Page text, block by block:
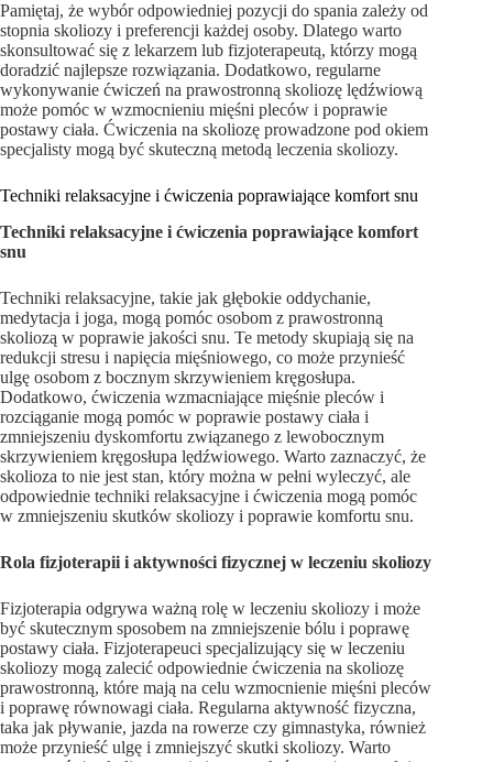
Pamiętaj, że wybór odpowiedniej pozycji do spania zależy od
stopnia skoliozy i preferencji każdej osoby. Dlatego warto
skonsultować się z lekarzem lub fizjoterapeutą, którzy mogą
doradzić najlepsze rozwiązania. Dodatkowo, regularne
wykonywanie ćwiczeń na prawostronną skoliozę lędźwiową
może pomóc w wzmocnieniu mięśni pleców i poprawie
postawy ciała. Ćwiczenia na skoliozę prowadzone pod okiem
specjalisty mogą być skuteczną metodą leczenia skoliozy.
Techniki relaksacyjne i ćwiczenia poprawiające komfort snu
Techniki relaksacyjne i ćwiczenia poprawiające komfort
snu
Techniki relaksacyjne, takie jak głębokie oddychanie,
medytacja i joga, mogą pomóc osobom z prawostronną
skoliozą w poprawie jakości snu. Te metody skupiają się na
redukcji stresu i napięcia mięśniowego, co może przynieść
ulgę osobom z bocznym skrzywieniem kręgosłupa.
Dodatkowo, ćwiczenia wzmacniające mięśnie pleców i
rozciąganie mogą pomóc w poprawie postawy ciała i
zmniejszeniu dyskomfortu związanego z lewobocznym
skrzywieniem kręgosłupa lędźwiowego. Warto zaznaczyć, że
skolioza to nie jest stan, który można w pełni wyleczyć, ale
odpowiednie techniki relaksacyjne i ćwiczenia mogą pomóc
w zmniejszeniu skutków skoliozy i poprawie komfortu snu.
Rola fizjoterapii i aktywności fizycznej w leczeniu skoliozy
Fizjoterapia odgrywa ważną rolę w leczeniu skoliozy i może
być skutecznym sposobem na zmniejszenie bólu i poprawę
postawy ciała. Fizjoterapeuci specjalizujący się w leczeniu
skoliozy mogą zalecić odpowiednie ćwiczenia na skoliozę
prawostronną, które mają na celu wzmocnienie mięśni pleców
i poprawę równowagi ciała. Regularna aktywność fizyczna,
taka jak pływanie, jazda na rowerze czy gimnastyka, również
może przynieść ulgę i zmniejszyć skutki skoliozy. Warto